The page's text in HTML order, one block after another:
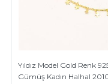
Yıldız Model Gold Renk
Gümüş Kadın Halhal